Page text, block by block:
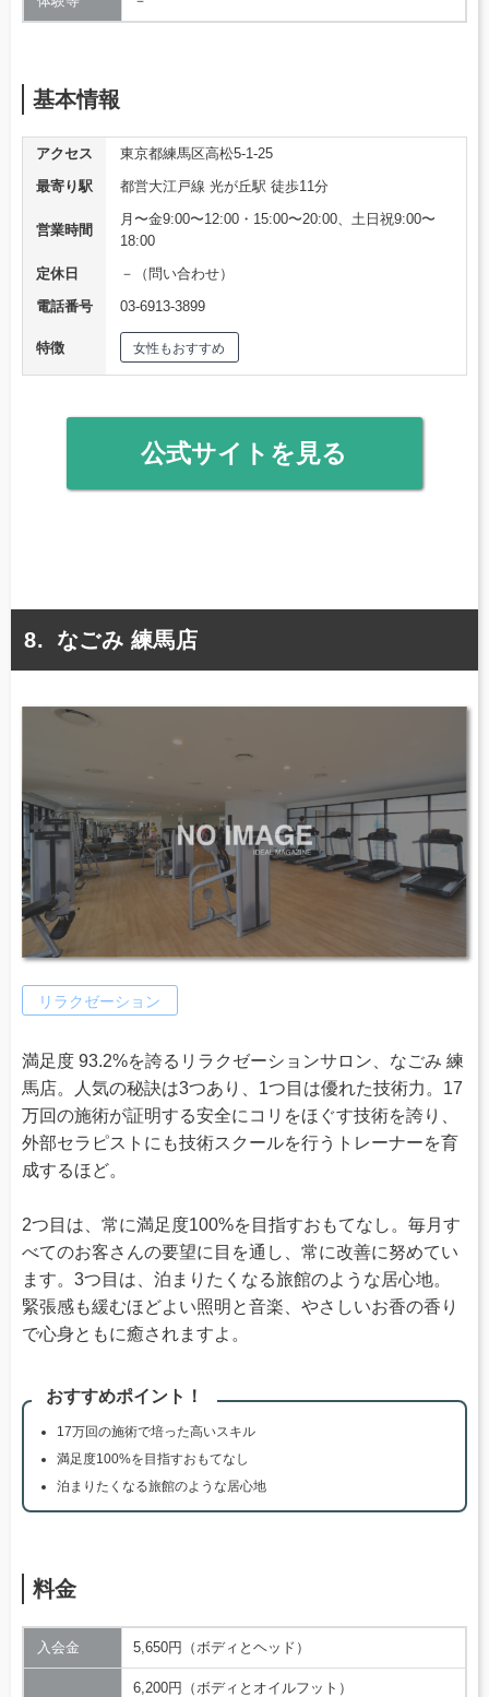
基本情報
アクセス
東京都練馬区高松5-1-25
最寄り駅
都営大江戸線 光が丘駅 徒歩11分
営業時間
月〜金9:00〜12:00・15:00〜20:00、土日祝9:00〜
18:00
定休日
－（問い合わせ）
電話番号
03-6913-3899
特徴 女性もおすすめ
公式サイトを見る
なごみ 練馬店
リラクゼーション
満足度 93.2%を誇るリラクゼーションサロン、なごみ 練
馬店。人気の秘訣は3つあり、1つ目は優れた技術力。17
万回の施術が証明する安全にコリをほぐす技術を誇り、
外部セラピストにも技術スクールを行うトレーナーを育
成するほど。
2つ目は、常に満足度100%を目指すおもてなし。毎月す
べてのお客さんの要望に目を通し、常に改善に努めてい
ます。3つ目は、泊まりたくなる旅館のような居心地。
緊張感も緩むほどよい照明と音楽、やさしいお香の香り
で心身ともに癒されますよ。
おすすめポイント！
17万回の施術で培った高いスキル
満足度100%を目指すおもてなし
泊まりたくなる旅館のような居心地
料金
入会金 5,650円（ボディとヘッド）
6,200円（ボディとオイルフット）